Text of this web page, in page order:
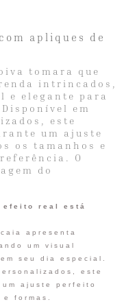
apliques de
tomara que
intrincados,
e elegante para
em
este
um ajuste
os tamanhos e
O
do
efeito real está
apresenta
um visual
seu dia especial.
este
ajuste perfeito
formas.